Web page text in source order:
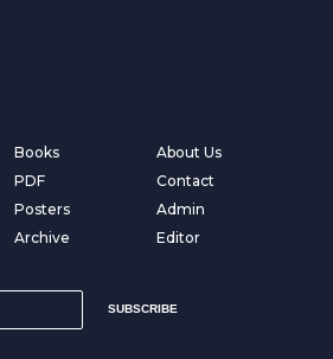
Books
PDF
Posters
Archive
About Us
Contact
Admin
Editor
SUBSCRIBE